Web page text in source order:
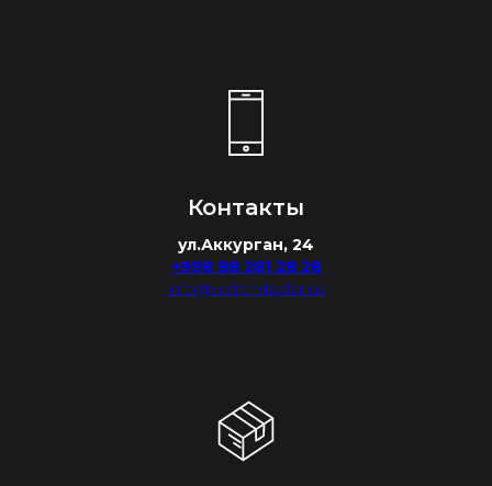
Контакты
ул.Аккурган, 24
+998 88 281 28 28
info@watchdealer.uz